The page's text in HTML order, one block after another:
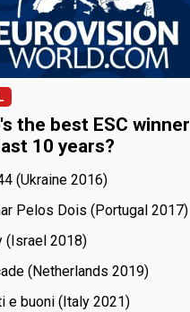
the best ESC winner
10 years?
(Ukraine
16)
Pelos Dois (Portugal
17)
(Israel
18)
(Netherlands
19)
e buoni​ (Italy
21)